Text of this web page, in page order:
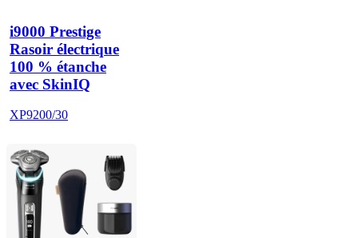
i9000 Prestige
Rasoir électrique
100 % étanche
avec SkinIQ
XP9200/30